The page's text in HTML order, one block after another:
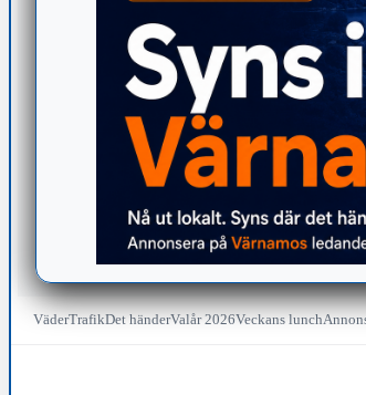
VäderTrafikDet händerValår 2026Veckans lunch